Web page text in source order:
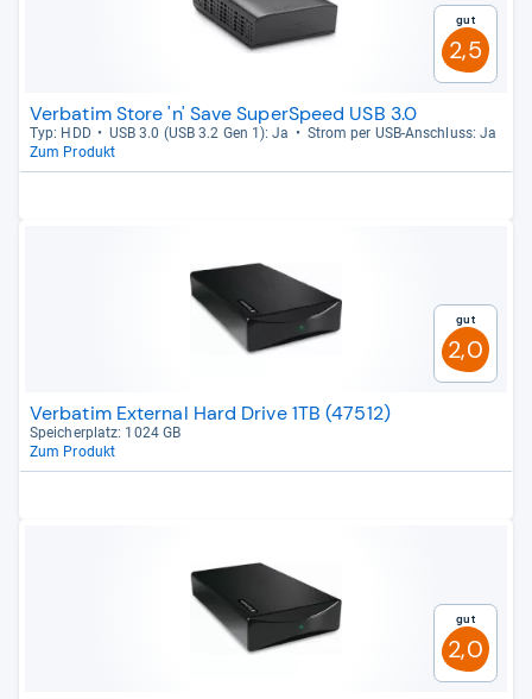
Gut
2,5
Verbatim Store 'n' Save SuperSpeed USB 3.0
Typ: HDD USB 3.0 (USB 3.2 Gen 1): Ja
Strom per USB-​Anschluss: Ja
Zum Produkt
Gut
2,0
Verbatim External Hard Drive 1TB (47512)
Spei­cher­platz: 1024 GB
Zum Produkt
Gut
2,0